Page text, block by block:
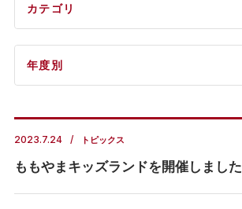
2023.7.24 トピックス
ももやまキッズランドを開催しました
カテゴリ
年度別